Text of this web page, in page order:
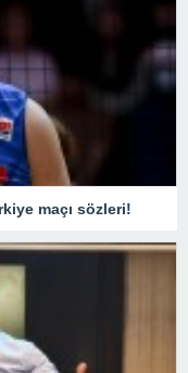
maçı sözleri!